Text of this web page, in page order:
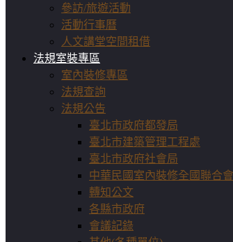
參訪/旅遊活動
活動行事曆
人文講堂空間租借
法規室裝專區
室內裝修專區
法規查詢
法規公告
臺北市政府都發局
臺北市建築管理工程處
臺北市政府社會局
中華民國室內裝修全國聯合會
轉知公文
各縣市政府
會議記錄